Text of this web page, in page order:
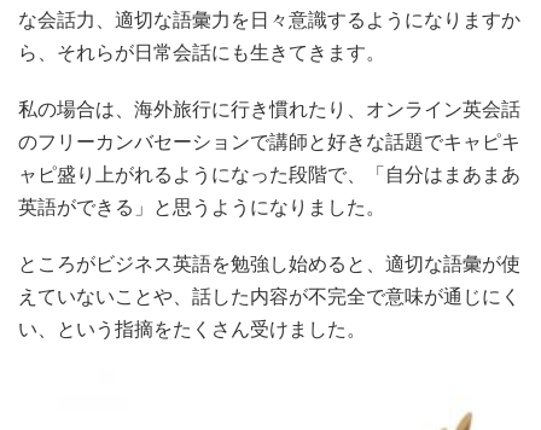
な会話力、適切な語彙力を日々意識するようになりますか
ら、それらが日常会話にも生きてきます。
私の場合は、海外旅行に行き慣れたり、オンライン英会話
のフリーカンバセーションで講師と好きな話題でキャピキ
ャピ盛り上がれるようになった段階で、「自分はまあまあ
英語ができる」と思うようになりました。
ところがビジネス英語を勉強し始めると、適切な語彙が使
えていないことや、話した内容が不完全で意味が通じにく
い、という指摘をたくさん受けました。